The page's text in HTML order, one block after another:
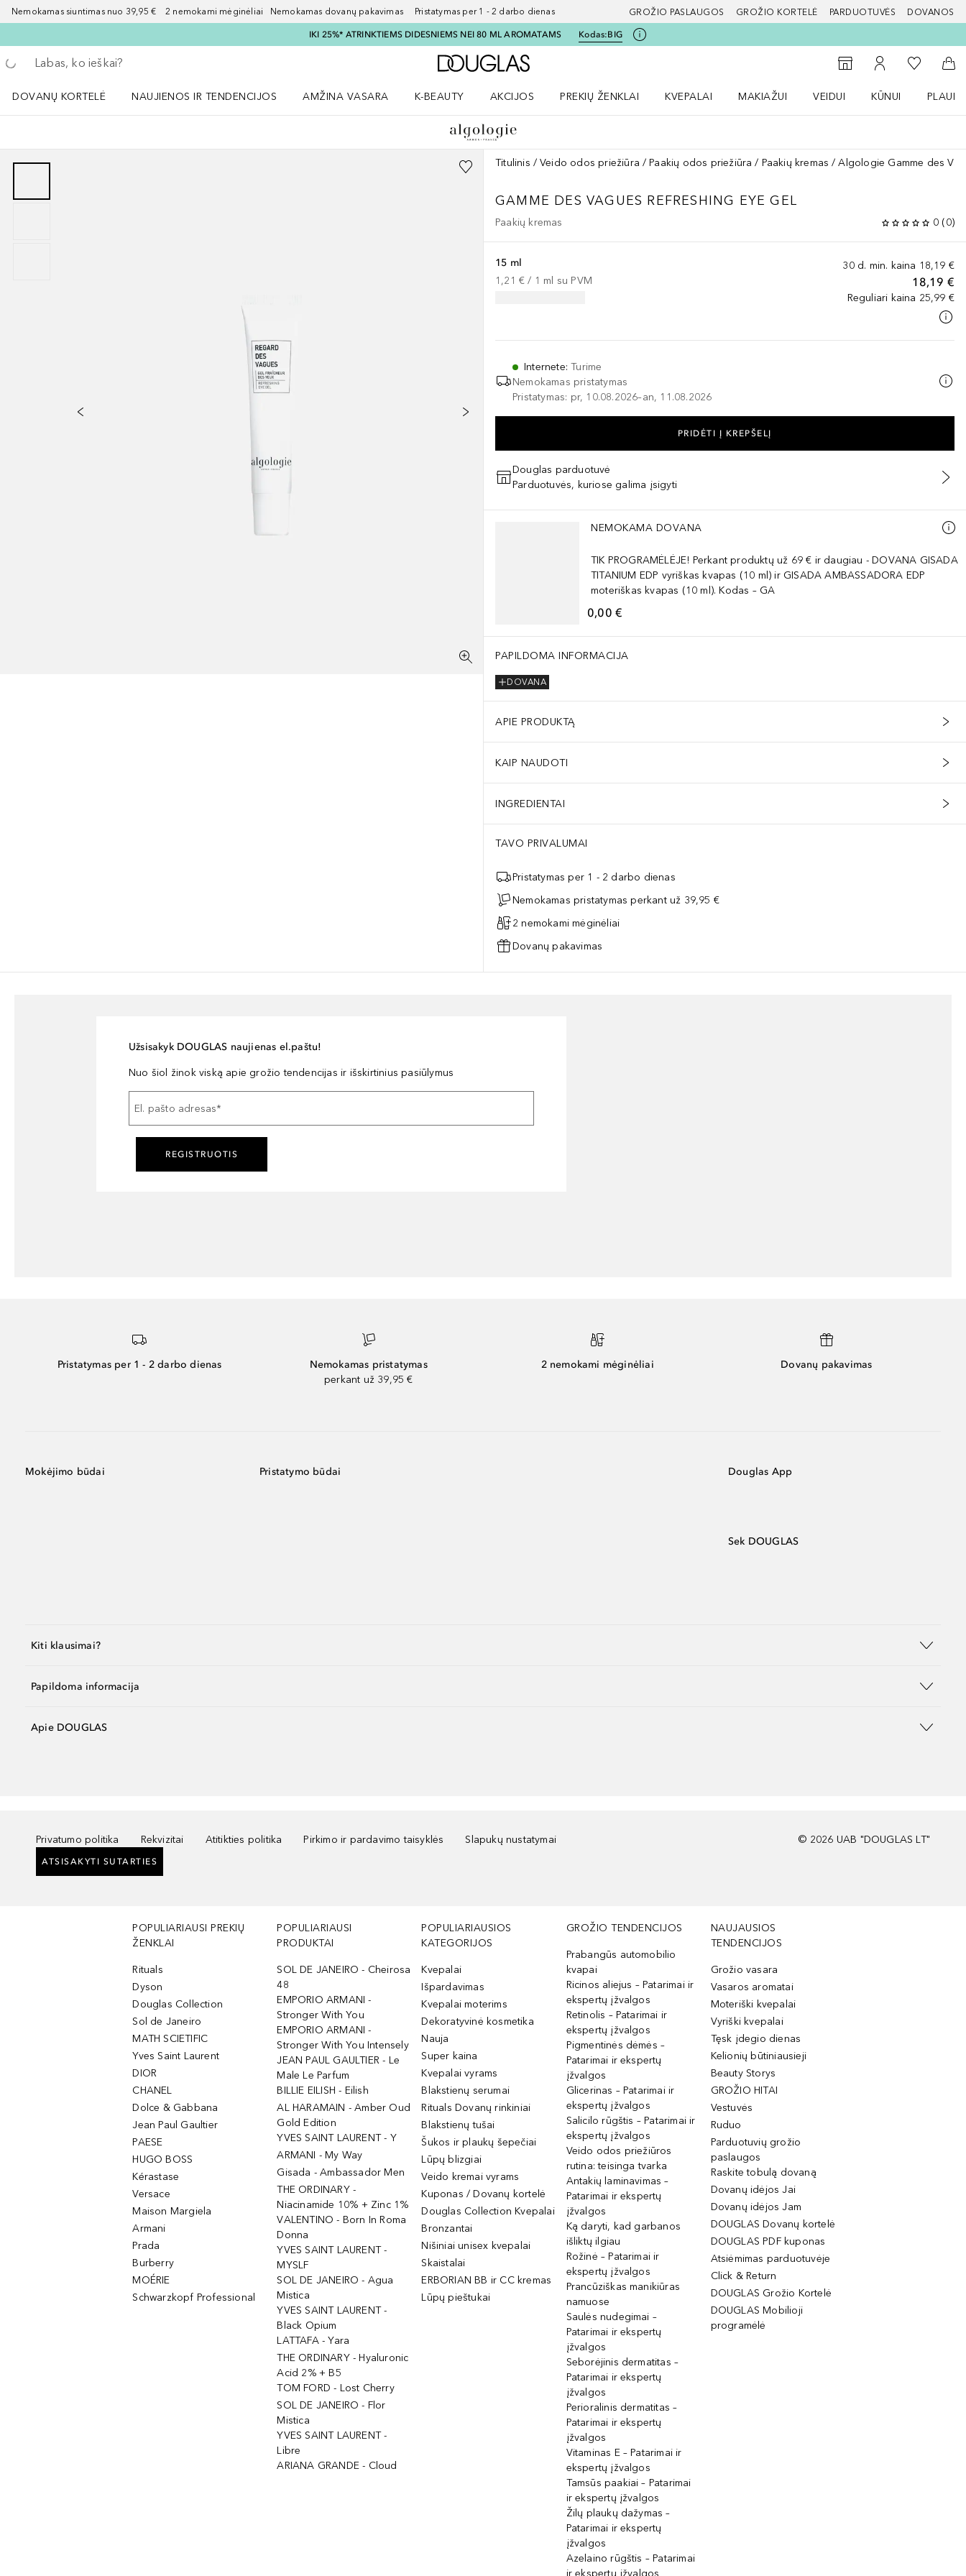
Nemokamas siuntimas nuo 39,95 € 2 nemokami mėginėliai Nemokamas dovanų pakavimas Pristatymas per 1 - 2 darbo dienas GROŽIO PASLAUGOS GROŽIO KORTELĖ PARDUOTUVĖS DOVANOS
IKI 25%* ATRINKTIEMS DIDESNIEMS NEI 80 ML AROMATAMS Kodas:BIG
Grįžk atgal
Vykdykite paiešką
Į Douglas pagrindinį puslapį
Į parduotuvių paiešką
Į mano paskyrą
Į mano
Į
DOVANŲ KORTELĖ
NAUJIENOS IR TENDENCIJOS
AMŽINA VASARA
K-BEAUTY
AKCIJOS
PREKIŲ ŽENKLAI
KVEPALAI
MAKIAŽUI
VEIDUI
KŪNUI
Titulinis Veido odos priežiūra Paakių odos priežiūra Paakių kremas Algologie Gamme des
GAMME DES VAGUES REFRESHING EYE GEL
Paakių kremas 0 (0)
30 d. min. kaina 18,19 €
18,19 €
Reguliari kaina 25,99 €
15 ml
1,21 € / 1 ml su PVM
Internete:Turime
Nemokamas pristatymas
Pristatymas: pr, 10.08.2026–an, 11.08.2026
PRIDĖTI Į KREPŠELĮ
Douglas parduotuvė
Parduotuvės, kuriose galima įsigyti
Praleisti slankiklį
NEMOKAMA DOVANA
TIK PROGRAMĖLĖJE! Perkant produktų už 69 € ir daugiau - DOVANA GISADA
TITANIUM EDP vyriškas kvapas (10 ml) ir GISADA AMBASSADORA EDP
moteriškas kvapas (10 ml). Kodas – GA
0,00 €
PAPILDOMA INFORMACIJA
DOVANA
APIE PRODUKTĄ
KAIP NAUDOTI
INGREDIENTAI
TAVO PRIVALUMAI
Pristatymas per 1 - 2 darbo dienas
Nemokamas pristatymas perkant už 39,95 €
2 nemokami mėginėliai
Dovanų pakavimas
Užsisakyk DOUGLAS naujienas el.paštu!
Nuo šiol žinok viską apie grožio tendencijas ir išskirtinius pasiūlymus
El. pašto adresas*
REGISTRUOTIS
Pristatymas per 1 - 2 darbo dienas
Nemokamas pristatymas
perkant už 39,95 €
2 nemokami mėginėliai Dovanų pakavimas
Mokėjimo būdai Pristatymo būdai Douglas App
Sek DOUGLAS
Kiti klausimai?
Papildoma informacija
Apie DOUGLAS
Privatumo politika Rekvizitai Atitikties politika Pirkimo ir pardavimo taisyklės Slapukų nustatymai
ATSISAKYTI SUTARTIES
© 2026 UAB "DOUGLAS LT"
POPULIARIAUSI PREKIŲ
ŽENKLAI
Rituals
Dyson
Douglas Collection
Sol de Janeiro
MATH SCIETIFIC
Yves Saint Laurent
DIOR
CHANEL
Dolce & Gabbana
Jean Paul Gaultier
PAESE
HUGO BOSS
Kérastase
Versace
Maison Margiela
Armani
Prada
Burberry
MOÉRIE
Schwarzkopf Professional
POPULIARIAUSI
PRODUKTAI
SOL DE JANEIRO - Cheirosa
48
EMPORIO ARMANI -
Stronger With You
EMPORIO ARMANI -
Stronger With You Intensely
JEAN PAUL GAULTIER - Le
Male Le Parfum
BILLIE EILISH - Eilish
AL HARAMAIN - Amber Oud
Gold Edition
YVES SAINT LAURENT - Y
ARMANI - My Way
Gisada - Ambassador Men
THE ORDINARY -
Niacinamide 10% + Zinc 1%
VALENTINO - Born In Roma
Donna
YVES SAINT LAURENT -
MYSLF
SOL DE JANEIRO - Agua
Mistica
YVES SAINT LAURENT -
Black Opium
LATTAFA - Yara
THE ORDINARY - Hyaluronic
Acid 2% + B5
TOM FORD - Lost Cherry
SOL DE JANEIRO - Flor
Mistica
YVES SAINT LAURENT -
Libre
ARIANA GRANDE - Cloud
POPULIARIAUSIOS
KATEGORIJOS
Kvepalai
Išpardavimas
Kvepalai moterims
Dekoratyvinė kosmetika
Nauja
Super kaina
Kvepalai vyrams
Blakstienų serumai
Rituals Dovanų rinkiniai
Blakstienų tušai
Šukos ir plaukų šepečiai
Lūpų blizgiai
Veido kremai vyrams
Kuponas / Dovanų kortelė
Douglas Collection Kvepalai
Bronzantai
Nišiniai unisex kvepalai
Skaistalai
ERBORIAN BB ir CC kremas
Lūpų pieštukai
GROŽIO TENDENCIJOS
Prabangūs automobilio
kvapai
Ricinos aliejus – Patarimai ir
ekspertų įžvalgos
Retinolis – Patarimai ir
ekspertų įžvalgos
Pigmentinės dėmės –
Patarimai ir ekspertų
įžvalgos
Glicerinas – Patarimai ir
ekspertų įžvalgos
Salicilo rūgštis – Patarimai ir
ekspertų įžvalgos
Veido odos priežiūros
rutina: teisinga tvarka
Antakių laminavimas –
Patarimai ir ekspertų
įžvalgos
Ką daryti, kad garbanos
išliktų ilgiau
Rožinė – Patarimai ir
ekspertų įžvalgos
Prancūziškas manikiūras
namuose
Saulės nudegimai –
Patarimai ir ekspertų
įžvalgos
Seborėjinis dermatitas –
Patarimai ir ekspertų
įžvalgos
Perioralinis dermatitas –
Patarimai ir ekspertų
įžvalgos
Vitaminas E – Patarimai ir
ekspertų įžvalgos
Tamsūs paakiai – Patarimai
ir ekspertų įžvalgos
Žilų plaukų dažymas –
Patarimai ir ekspertų
įžvalgos
Azelaino rūgštis – Patarimai
ir ekspertų įžvalgos
NAUJAUSIOS
TENDENCIJOS
Grožio vasara
Vasaros aromatai
Moteriški kvepalai
Vyriški kvepalai
Tęsk įdegio dienas
Kelionių būtiniausieji
Beauty Storys
GROŽIO HITAI
Vestuvės
Ruduo
Parduotuvių grožio
paslaugos
Raskite tobulą dovaną
Dovanų idėjos Jai
Dovanų idėjos Jam
DOUGLAS Dovanų kortelė
DOUGLAS PDF kuponas
Atsiėmimas parduotuvėje
Click & Return
DOUGLAS Grožio Kortelė
DOUGLAS Mobilioji
programėlė